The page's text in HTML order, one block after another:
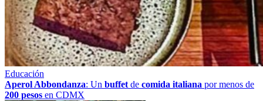
Educación
Aperol Abbondanza: Un buffet de comida italiana por menos de
200 pesos en CDMX